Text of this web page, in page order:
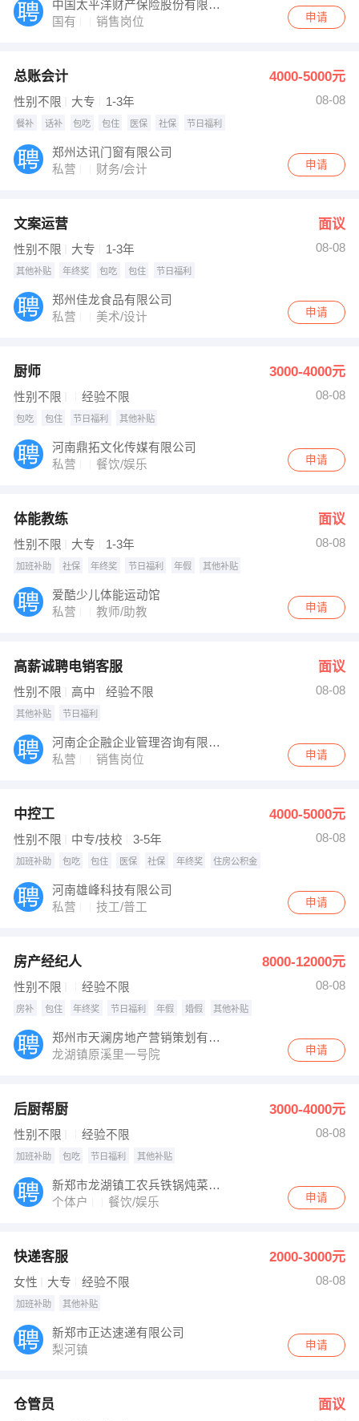
中国太平洋财产保险股份有限公司新郑支公司
国有
销售岗位 申请
总账会计 4000-5000元
性别不限 大专 1-3年 08-08
餐补 话补 包吃 包住 医保 社保 节日福利
郑州达讯门窗有限公司
私营
财务/会计 申请
文案运营 面议
性别不限 大专 1-3年 08-08
其他补贴 年终奖 包吃 包住 节日福利
郑州佳龙食品有限公司
私营
美术/设计 申请
厨师 3000-4000元
性别不限 经验不限 08-08
包吃 包住 节日福利 其他补贴
河南鼎拓文化传媒有限公司
私营
餐饮/娱乐 申请
体能教练 面议
性别不限 大专 1-3年 08-08
加班补助 社保 年终奖 节日福利 年假 其他补贴
爱酷少儿体能运动馆
私营
教师/助教 申请
高薪诚聘电销客服 面议
性别不限 高中 经验不限 08-08
其他补贴 节日福利
河南企企融企业管理咨询有限公司
私营
销售岗位 申请
中控工 4000-5000元
性别不限 中专/技校 3-5年 08-08
加班补助 包吃 包住 医保 社保 年终奖 住房公积金
河南雄峰科技有限公司
私营
技工/普工 申请
房产经纪人 8000-12000元
性别不限 经验不限 08-08
房补 包住 年终奖 节日福利 年假 婚假 其他补贴
郑州市天澜房地产营销策划有限公司原溪里分公司
龙湖镇原溪里一号院
申请
后厨帮厨 3000-4000元
性别不限 经验不限 08-08
加班补助 包吃 节日福利 其他补贴
新郑市龙湖镇工农兵铁锅炖菜永丰乐城店
个体户
餐饮/娱乐 申请
快递客服 2000-3000元
女性 大专 经验不限 08-08
加班补助 其他补贴
新郑市正达速递有限公司
梨河镇
申请
仓管员 面议